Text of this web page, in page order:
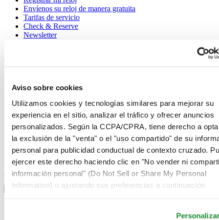
Aviso sobre cookies
Utilizamos cookies y tecnologías similares para mejorar su
experiencia en el sitio, analizar el tráfico y ofrecer anuncios
personalizados. Según la CCPA/CPRA, tiene derecho a
la exclusión de la "venta" o el "uso compartido" de su
personal para publicidad conductual de contexto cruzado.
ejercer este derecho haciendo clic en "No vender ni
información personal" (Do Not Sell or Share My Personal
Information) o ajustando sus preferencias a continuación.
Envíenos su reloj de manera gratuita
Tarifas de servicio
Check & Reserve
Newsletter
Aviso de privacidad
Condiciones de venta
Desistimiento del contrato
Sistema de información
Únase al club Certina
Suscríbase para recibir información exclusiva
Suscríbase
Seleccionar país/región
Alternador de idioma